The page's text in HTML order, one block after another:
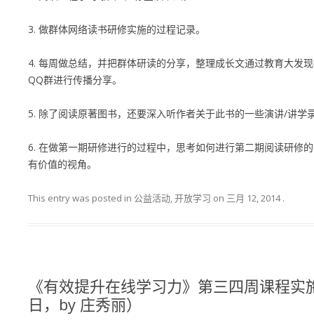
3. 做群体网络读书研修实施的过程记录。
4. 每周做总结，并把群体研读的分享，整理成长文通过教育大发
QQ群进行传播分享。
5. 除了阅读原著图书，还要深入听作者关于此书的一些演讲/讲学
6. 在做第一期研修进行的过程中，思考如何进行第二期阅读研修
有价值的视角。
This entry was posted in 公益活动, 开放学习 on 三月 12, 2014 .
《有效提升在线学习力》第三四周课程
日，by 庄秀丽）